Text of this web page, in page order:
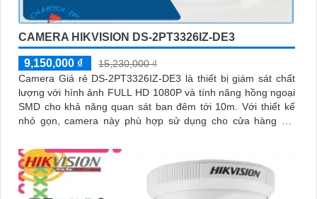
CAMERA HIKVISION DS-2PT3326IZ-DE3
9,150,000 ₫
15,230,000 ₫
Camera Giá rẻ DS-2PT3326IZ-DE3 là thiết bị giám sát chất
lượng với hình ảnh FULL HD 1080P và tính năng hồng ngoại
SMD cho khả năng quan sát ban đêm tới 10m. Với thiết kế
nhỏ gọn, camera này phù hợp sử dụng cho cửa hàng gia